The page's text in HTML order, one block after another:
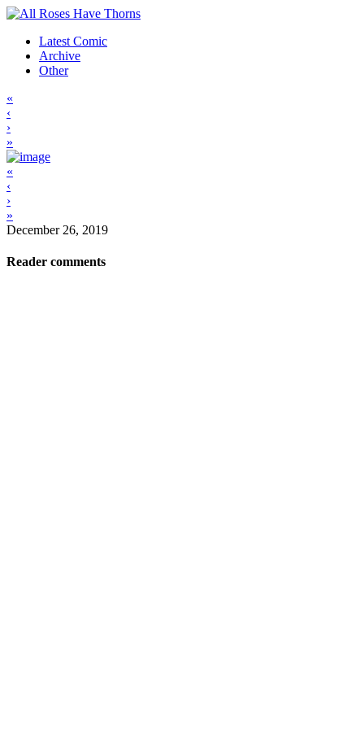
Latest Comic
Archive
Other
«
‹
›
»
«
‹
›
»
December 26, 2019
Reader comments